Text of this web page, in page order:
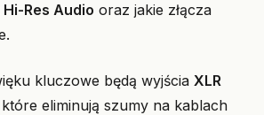
Hi-Res Audio oraz jakie złącza
kluczowe będą wyjścia XLR
eliminują szumy na kablach